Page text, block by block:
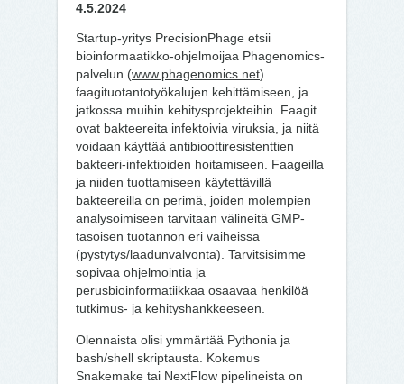
4.5.2024
Startup-yritys PrecisionPhage etsii
bioinformaatikko-ohjelmoijaa Phagenomics-
palvelun (www.phagenomics.net)
faagituotantotyökalujen kehittämiseen, ja
jatkossa muihin kehitysprojekteihin. Faagit
ovat bakteereita infektoivia viruksia, ja niitä
voidaan käyttää antibioottiresistenttien
bakteeri-infektioiden hoitamiseen. Faageilla
ja niiden tuottamiseen käytettävillä
bakteereilla on perimä, joiden molempien
analysoimiseen tarvitaan välineitä GMP-
tasoisen tuotannon eri vaiheissa
(pystytys/laadunvalvonta). Tarvitsisimme
sopivaa ohjelmointia ja
perusbioinformatiikkaa osaavaa henkilöä
tutkimus- ja kehityshankkeeseen.
Olennaista olisi ymmärtää Pythonia ja
bash/shell skriptausta. Kokemus
Snakemake tai NextFlow pipelineista on